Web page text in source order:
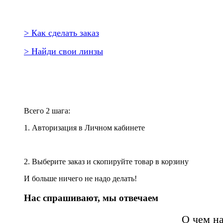
> Как сделать заказ
> Найди свои линзы
Всего 2 шага:
1. Авторизация в Личном кабинете
2. Выберите заказ и скопируйте товар в корзину
И больше ничего не надо делать!
Нас спрашивают, мы отвечаем
О чем